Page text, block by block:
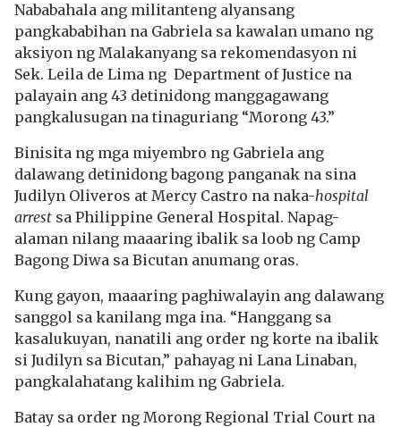
Nababahala ang militanteng alyansang
pangkababihan na Gabriela sa kawalan umano ng
aksiyon ng Malakanyang sa rekomendasyon ni
Sek. Leila de Lima ng Department of Justice na
palayain ang 43 detinidong manggagawang
pangkalusugan na tinaguriang “Morong 43.”
Binisita ng mga miyembro ng Gabriela ang
dalawang detinidong bagong panganak na sina
Judilyn Oliveros at Mercy Castro na naka-hospital
arrest sa Philippine General Hospital. Napag-
alaman nilang maaaring ibalik sa loob ng Camp
Bagong Diwa sa Bicutan anumang oras.
Kung gayon, maaaring paghiwalayin ang dalawang
sanggol sa kanilang mga ina. “Hanggang sa
kasalukuyan, nanatili ang order ng korte na ibalik
si Judilyn sa Bicutan,” pahayag ni Lana Linaban,
pangkalahatang kalihim ng Gabriela.
Batay sa order ng Morong Regional Trial Court na